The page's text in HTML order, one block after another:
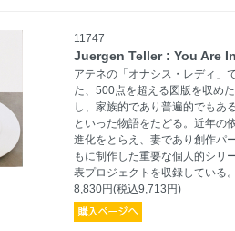
11747
Juergen Teller : You Are
アテネの「オナシス・レディ」
た、500点を超える図版を収め
し、家族的であり普遍的でもあ
といった物語をたどる。近年の
進化をとらえ、妻であり創作パ
もに制作した重要な個人的シリ
表プロジェクトを収録している
8,830円(税込9,713円)